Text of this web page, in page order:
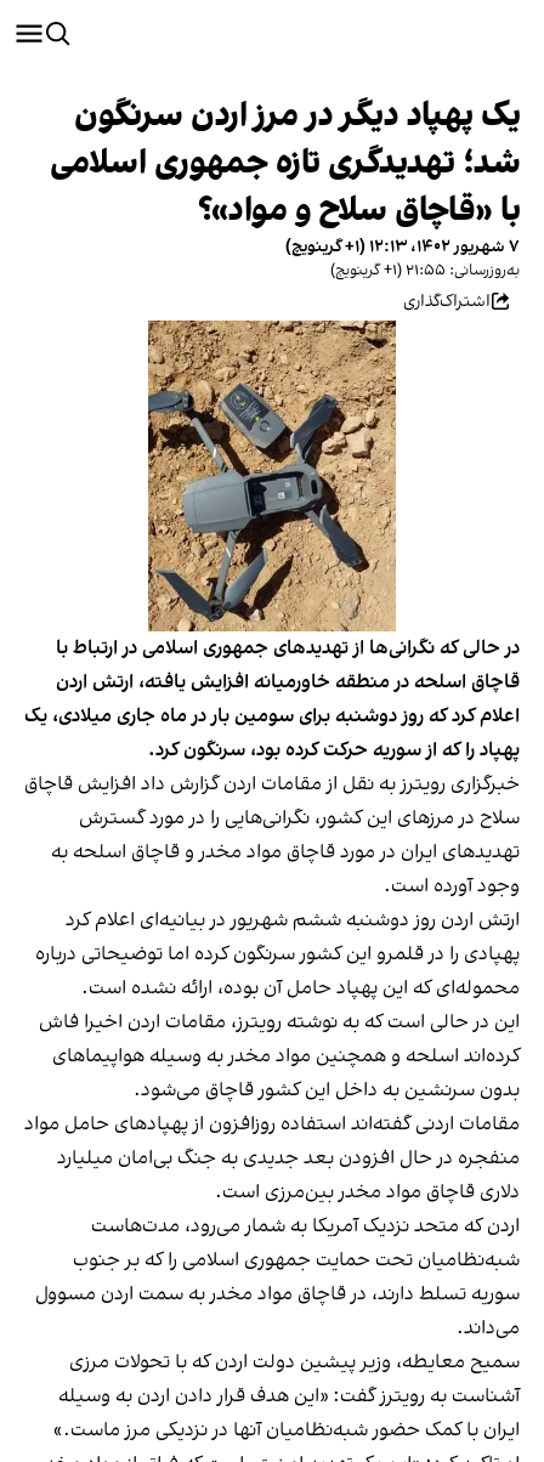
یک پهپاد دیگر در مرز اردن سرنگون
شد؛ تهدید‌گری تازه جمهوری اسلامی
با «قاچاق سلاح و مواد»؟
۷ شهریور ۱۴۰۲، ۱۲:۱۳ (‎+۱ گرینویچ)
به‌روزرسانی: ۲۱:۵۵ (‎+۱ گرینویچ)
اشتراک‌گذاری
در حالی که نگرانی‌ها از تهدیدهای جمهوری اسلامی در ارتباط با
قاچاق اسلحه در منطقه خاورمیانه افزایش یافته، ارتش اردن
اعلام کرد که روز دوشنبه برای سومین بار در ماه جاری میلادی، یک
پهپاد را که از سوریه حرکت کرده بود، سرنگون کرد.
خبرگزاری رویترز به نقل از مقامات اردن گزارش داد افزایش قاچاق
سلاح‌ در مرزهای این کشور، نگرانی‌هایی را در مورد گسترش
تهدیدهای ایران در مورد قاچاق مواد مخدر و قاچاق اسلحه به
وجود آورده است.
ارتش اردن روز دوشنبه ششم شهریور در بیانیه‌ای اعلام کرد
پهپادی را در قلمرو این کشور سرنگون کرده اما توضیحاتی درباره
محموله‌ای که این پهپاد حامل آن بوده، ارائه نشده است.
این در حالی است که به نوشته رویترز، مقامات اردن اخیرا فاش
کرده‌اند اسلحه و همچنین مواد مخدر به وسیله هواپیماهای
بدون سرنشین به داخل این کشور قاچاق می‌شود.
مقامات اردنی گفته‌اند استفاده روزافزون از پهپادهای حامل مواد
منفجره در حال افزودن بعد جدیدی به جنگ بی‌امان میلیارد
دلاری قاچاق مواد مخدر بین‌مرزی است.
اردن که متحد نزدیک آمریکا به شمار می‌رود، مدت‌هاست
شبه‌نظامیان تحت حمایت جمهوری اسلامی را که بر جنوب
سوریه تسلط دارند، در قاچاق مواد مخدر به سمت اردن مسوول
می‌داند.
سميح معايطه، وزیر پیشین دولت اردن که با تحولات مرزی
آشناست به رویترز گفت: «این هدف قرار دادن اردن به وسیله
ایران با کمک حضور شبه‌نظامیان آنها در نزدیکی مرز ماست.»